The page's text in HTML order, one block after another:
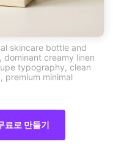
skincare bottle and
creamy linen
typography, clean
premium minimal
료로 만들기